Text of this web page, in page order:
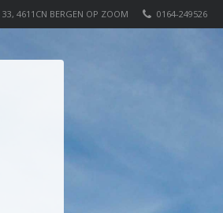
0164-249526
4611CN BERGEN OP ZOOM